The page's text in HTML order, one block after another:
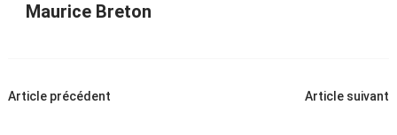
Maurice Breton
Navigation
Article précédent Article suivant